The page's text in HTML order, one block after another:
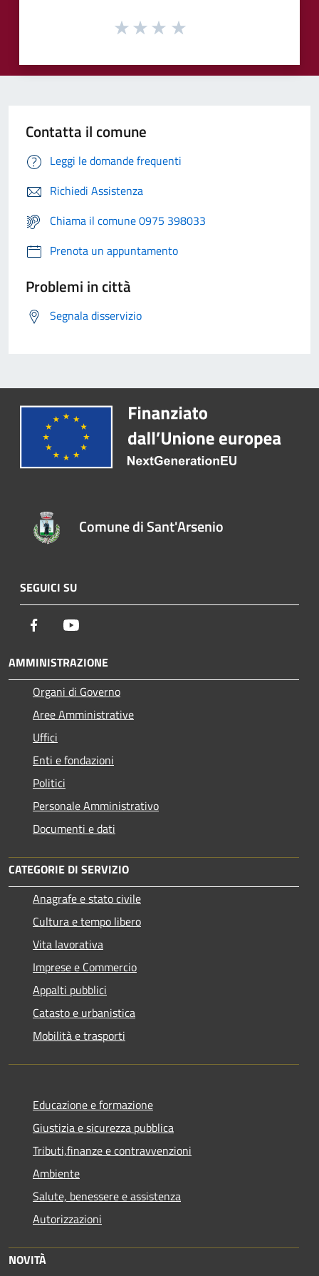
Contatta il comune
Leggi le domande frequenti
Richiedi Assistenza
Chiama il comune 0975 398033
Prenota un appuntamento
Problemi in città
Segnala disservizio
Comune di Sant'Arsenio
SEGUICI SU
Facebook
AMMINISTRAZIONE
Organi di Governo
Aree Amministrative
Uffici
Enti e fondazioni
Politici
Personale Amministrativo
Documenti e dati
CATEGORIE DI SERVIZIO
Anagrafe e stato civile
Cultura e tempo libero
Vita lavorativa
Imprese e Commercio
Appalti pubblici
Catasto e urbanistica
Mobilità e trasporti
Educazione e formazione
Giustizia e sicurezza pubblica
Tributi,finanze e contravvenzioni
Ambiente
Salute, benessere e assistenza
Autorizzazioni
NOVITÀ